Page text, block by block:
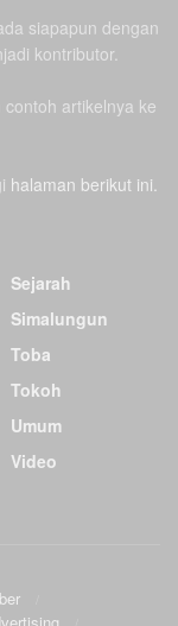
siapapun dengan
kontributor.
artikelnya ke
halaman berikut ini.
Sejarah
Simalungun
Toba
Tokoh
Umum
Video